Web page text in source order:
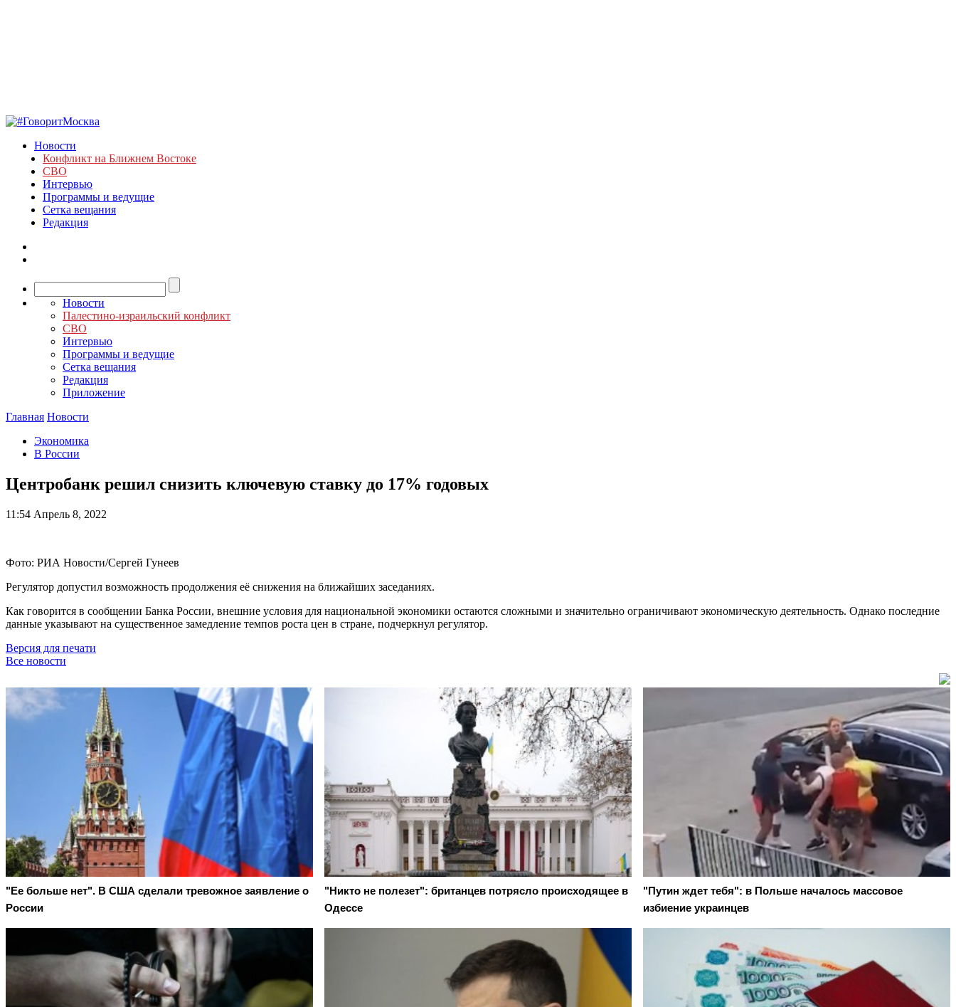
Новости
Конфликт на Ближнем Востоке
СВО
Интервью
Программы и ведущие
Сетка вещания
Редакция
Новости
Палестино-израильский конфликт
СВО
Интервью
Программы и ведущие
Сетка вещания
Редакция
Приложение
Главная Новости
Экономика
В России
Центробанк решил снизить ключевую ставку до 17% годовых
11:54 Апрель 8, 2022
Фото: РИА Новости/Сергей Гунеев
Регулятор допустил возможность продолжения её снижения на ближайших заседаниях.
Как говорится в сообщении Банка России, внешние условия для национальной экономики остаются сложными и значительно ограничивают экономическую деятельность. Однако последние
данные указывают на существенное замедление темпов роста цен в стране, подчеркнул регулятор.
Версия для печати
Все новости
"Ее больше нет". В США сделали тревожное заявление о
России
"Никто не полезет": британцев потрясло происходящее в
Одессе
"Путин ждет тебя": в Польше началось массовое
избиение украинцев